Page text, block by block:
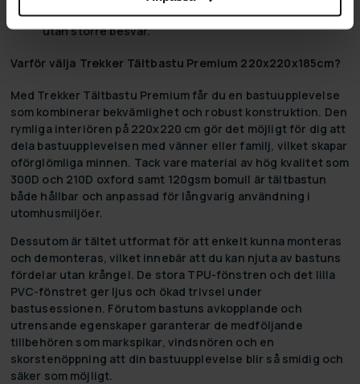
och demontering, vilket gör det smidigt att använda
utan större besvär.
Varför välja Trekker Tältbastu Premium 220x220x185cm?
Med Trekker Tältbastu Premium får du en bastuupplevelse
som kombinerar bekvämlighet och robust konstruktion. Den
rymliga interiören på 220x220 cm gör det möjligt för dig att
dela bastuupplevelsen med vänner eller familj, vilket skapar
oförglömliga minnen. Tack vare material av hög kvalitet som
300D och 210D oxford samt 120gsm bomull är tältbastun
både hållbar och anpassad för långvarig användning i
utomhusmiljöer.
Dessutom är tältet utformat för att enkelt kunna monteras
och demonteras, vilket innebär att du kan njuta av bastuns
fördelar utan krångel. De stora TPU-fönstren och det lilla
PVC-fönstret ger ljus och ökad trivsel under
bastusessionen. Förutom bastuns avkopplande och
utrensande egenskaper garanterar de medföljande
tillbehören som markspikar, vindsnören och en
skorstenöppning att din bastuupplevelse blir så smidig och
säker som möjligt.